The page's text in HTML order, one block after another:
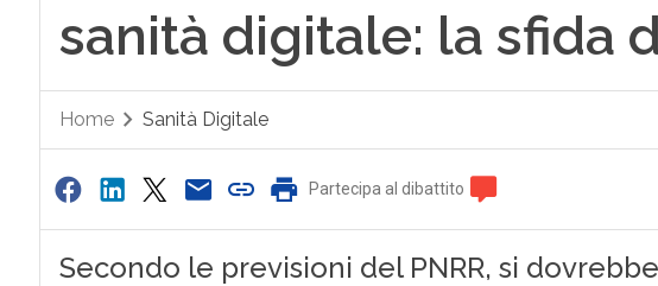
sanità digitale: la sfida
Home Sanità Digitale
Partecipa al dibattito
Secondo le previsioni del PNRR, si